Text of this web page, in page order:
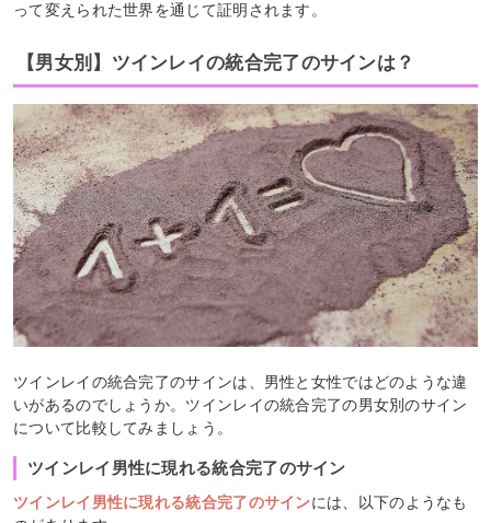
って変えられた世界を通じて証明されます。
【男女別】ツインレイの統合完了のサインは？
ツインレイの統合完了のサインは、男性と女性ではどのような違
いがあるのでしょうか。ツインレイの統合完了の男女別のサイン
について比較してみましょう。
ツインレイ男性に現れる統合完了のサイン
ツインレイ男性に現れる統合完了のサインには、以下のようなも